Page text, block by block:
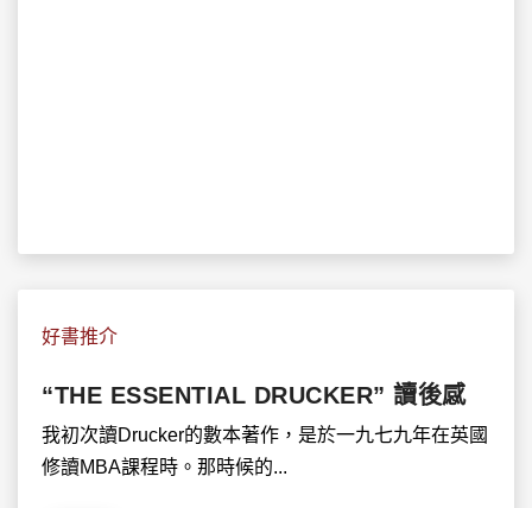
好書推介
“THE ESSENTIAL DRUCKER” 讀後感
我初次讀Drucker的數本著作，是於一九七九年在英國
修讀MBA課程時。那時候的...